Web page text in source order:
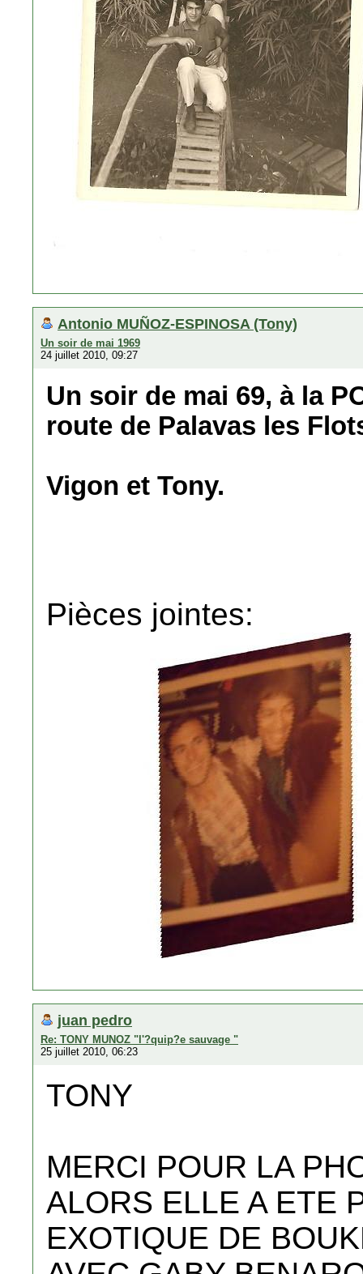
Antonio MUÑOZ-ESPINOSA (Tony)
Un soir de mai 1969
24 juillet 2010, 09:27
Un soir de mai 69, à la
route de Palavas les
Vigon et Tony.
Pièces jointes:
juan pedro
Re: TONY MUNOZ "l'?quip?e sauvage "
25 juillet 2010, 06:23
TONY
MERCI POUR LA
ALORS ELLE A ETE
EXOTIQUE DE